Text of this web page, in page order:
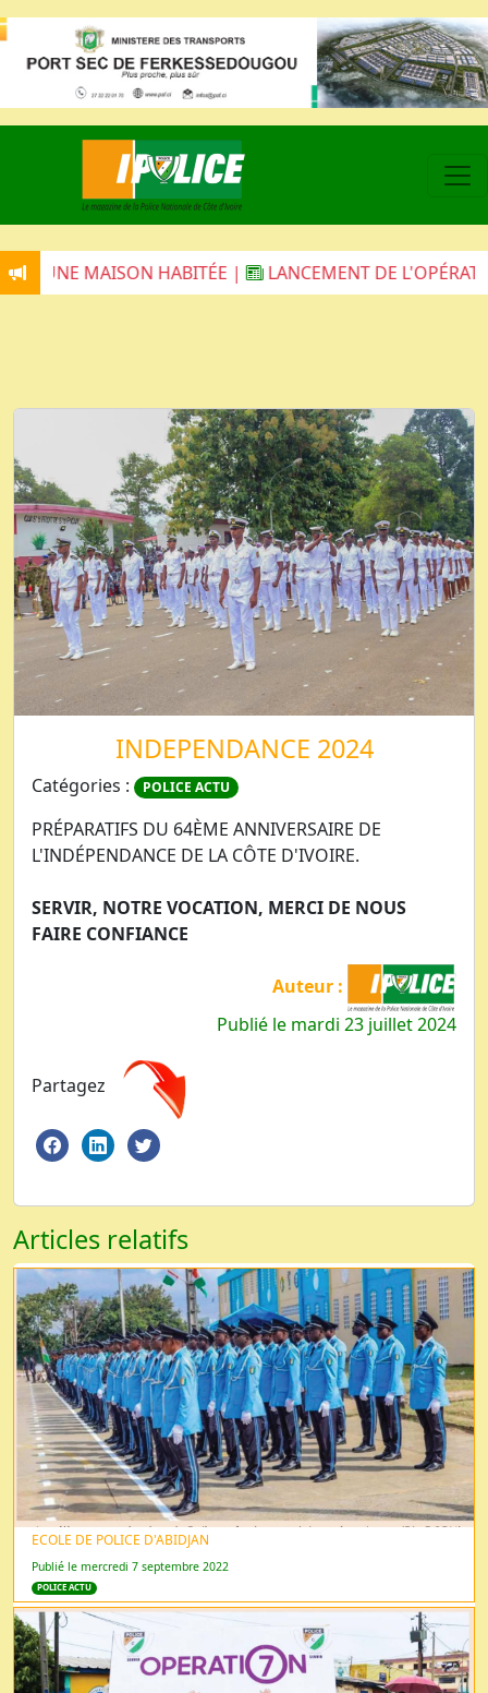
| LANCEMENT DE L'OPÉRATION ÉPERVIER X À DALOA
INDEPENDANCE 2024
Catégories : POLICE ACTU
PRÉPARATIFS DU 64ÈME ANNIVERSAIRE DE
L'INDÉPENDANCE DE LA CÔTE D'IVOIRE.
SERVIR, NOTRE VOCATION, MERCI DE NOUS
FAIRE CONFIANCE
Auteur :
Publié le mardi 23 juillet 2024
Partagez
Articles relatifs
ECOLE DE POLICE D'ABIDJAN
Publié le mercredi 7 septembre 2022
POLICE ACTU